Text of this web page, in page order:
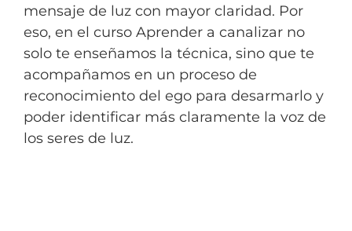
mensaje de luz con mayor claridad. Por
eso, en el curso Aprender a canalizar no
solo te enseñamos la técnica, sino que te
acompañamos en un proceso de
reconocimiento del ego para desarmarlo y
poder identificar más claramente la voz de
los seres de luz.